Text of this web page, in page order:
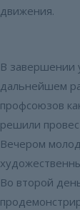
движения.
В завершении
дальнейшем
профсоюзов
решили
Вечером
Во второй